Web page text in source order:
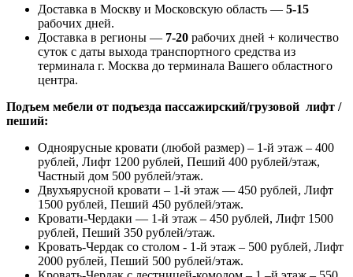
Доставка в Москву и Московскую область — 5-15
рабочих дней.
Доставка в регионы — 7-20 рабочих дней + количество
суток с даты выхода транспортного средства из
терминала г. Москва до терминала Вашего областного
центра.
Подъем мебели от подъезда пассажирский/грузовой лифт /
пеший:
Одноярусные кровати (любой размер) – 1-й этаж – 400
рублей, Лифт 1200 рублей, Пеший 400 рублей/этаж,
Частный дом 500 рублей/этаж.
Двухъярусной кровати – 1-й этаж — 450 рублей, Лифт
1500 рублей, Пеший 450 рублей/этаж.
Кровати-Чердаки — 1-й этаж – 450 рублей, Лифт 1500
рублей, Пеший 350 рублей/этаж.
Кровать-Чердак со столом - 1-й этаж – 500 рублей, Лифт
2000 рублей, Пеший 500 рублей/этаж.